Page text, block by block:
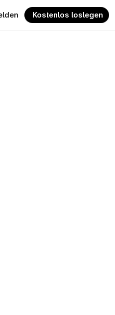
Kostenlos loslegen